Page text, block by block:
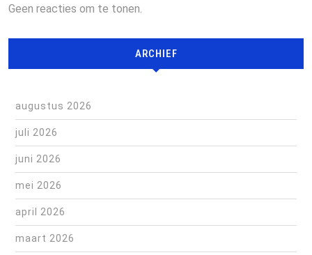
Geen reacties om te tonen.
ARCHIEF
augustus 2026
juli 2026
juni 2026
mei 2026
april 2026
maart 2026